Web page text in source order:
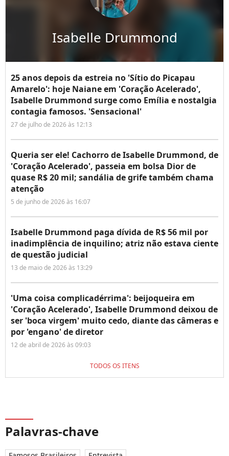
Isabelle Drummond
25 anos depois da estreia no 'Sítio do Picapau
Amarelo': hoje Naiane em 'Coração Acelerado',
Isabelle Drummond surge como Emília e nostalgia
contagia famosos. 'Sensacional'
27 de julho de 2026 às 12:13
Queria ser ele! Cachorro de Isabelle Drummond, de
'Coração Acelerado', passeia em bolsa Dior de
quase R$ 20 mil; sandália de grife também chama
atenção
5 de junho de 2026 às 16:07
Isabelle Drummond paga dívida de R$ 56 mil por
inadimplência de inquilino; atriz não estava ciente
de questão judicial
13 de maio de 2026 às 13:29
'Uma coisa complicadérrima': beijoqueira em
'Coração Acelerado', Isabelle Drummond deixou de
ser 'boca virgem' muito cedo, diante das câmeras e
por 'engano' de diretor
12 de abril de 2026 às 09:03
TODOS OS ITENS
Palavras-chave